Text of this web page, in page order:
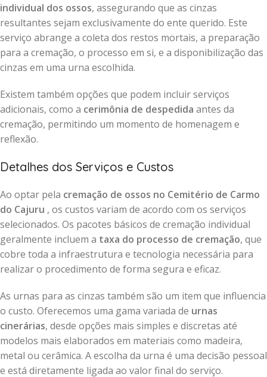
individual dos ossos, assegurando que as cinzas
resultantes sejam exclusivamente do ente querido. Este
serviço abrange a coleta dos restos mortais, a preparação
para a cremação, o processo em si, e a disponibilização das
cinzas em uma urna escolhida.
Existem também opções que podem incluir serviços
adicionais, como a cerimônia de despedida antes da
cremação, permitindo um momento de homenagem e
reflexão.
Detalhes dos Serviços e Custos
Ao optar pela cremação de ossos no Cemitério de Carmo
do Cajuru , os custos variam de acordo com os serviços
selecionados. Os pacotes básicos de cremação individual
geralmente incluem a taxa do processo de cremação, que
cobre toda a infraestrutura e tecnologia necessária para
realizar o procedimento de forma segura e eficaz.
As urnas para as cinzas também são um item que influencia
o custo. Oferecemos uma gama variada de urnas
cinerárias, desde opções mais simples e discretas até
modelos mais elaborados em materiais como madeira,
metal ou cerâmica. A escolha da urna é uma decisão pessoal
e está diretamente ligada ao valor final do serviço.